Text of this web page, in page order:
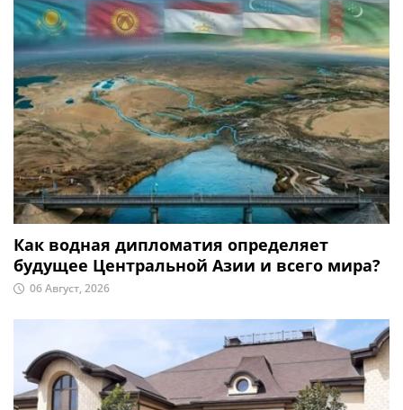
Как водная дипломатия определяет
будущее Центральной Азии и всего мира?
06 Август, 2026